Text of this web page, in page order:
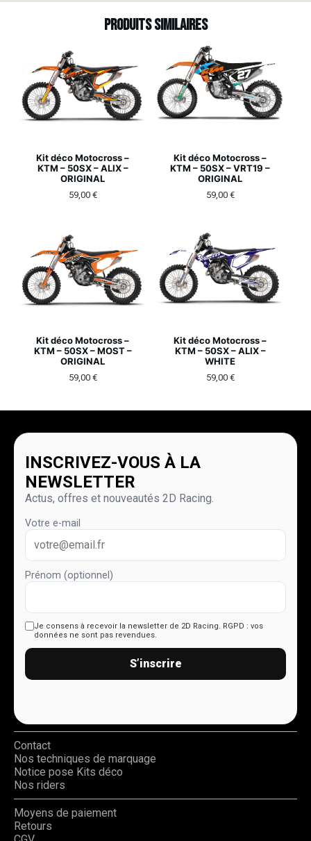
Produits similaires
Kit déco Motocross –
KTM – 50SX – ALIX –
ORIGINAL
59,00 €
Kit déco Motocross –
KTM – 50SX – VRT19 –
ORIGINAL
59,00 €
Kit déco Motocross –
KTM – 50SX – MOST –
ORIGINAL
59,00 €
Kit déco Motocross –
KTM – 50SX – ALIX –
WHITE
59,00 €
INSCRIVEZ-VOUS À LA
NEWSLETTER
Actus, offres et nouveautés 2D Racing.
Votre e-mail
Prénom (optionnel)
Je consens à recevoir la newsletter de 2D Racing. RGPD : vos
données ne sont pas revendues.
S’inscrire
Contact
Nos techniques de marquage
Notice pose Kits déco
Nos riders
Moyens de paiement
Retours